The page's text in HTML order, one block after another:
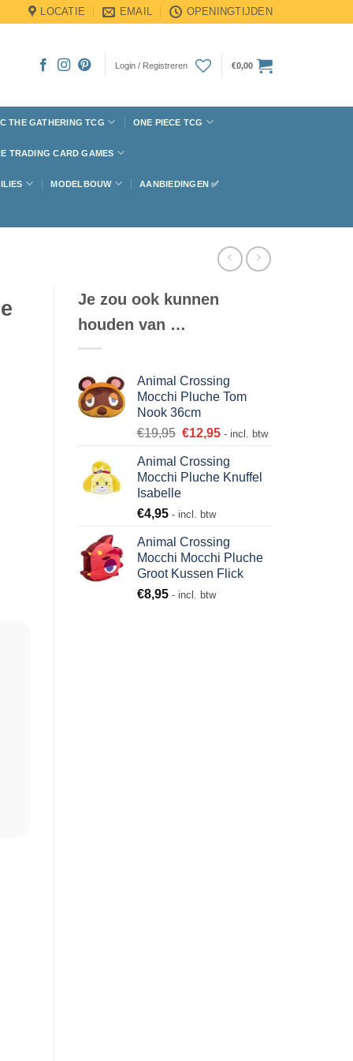
LOCATIE EMAIL OPENINGTIJDEN
Login / Registreren €0,00
THE GATHERING TCG ONE PIECE TCG
TRADING CARD GAMES
MODELBOUW AANBIEDINGEN ✅
Je zou ook kunnen
houden van …
Animal Crossing
Mocchi Pluche Tom
Nook 36cm
€19,95 €12,95 - incl. btw
Animal Crossing
Mocchi Pluche Knuffel
Isabelle
€4,95 - incl. btw
Animal Crossing
Mocchi Mocchi Pluche
Groot Kussen Flick
€8,95 - incl. btw